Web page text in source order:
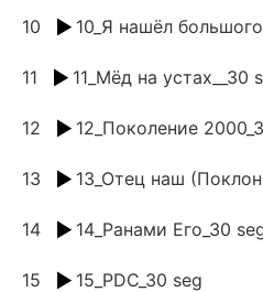
10 10_Я нашёл
11 11_Мёд на устах__30
12 12_Поколение
13 13_Отец наш
14 14_Ранами Его_30
15 15_PDC_30 seg